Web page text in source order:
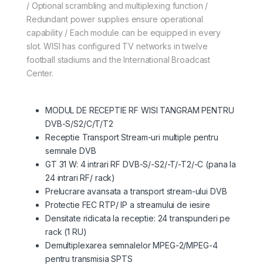
/ Optional scrambling and multiplexing function /
Redundant power supplies ensure operational
capability / Each module can be equipped in every
slot. WISI has configured TV networks in twelve
football stadiums and the International Broadcast
Center.
MODUL DE RECEPTIE RF WISI TANGRAM PENTRU
DVB-S/S2/C/T/T2
Receptie Transport Stream-uri multiple pentru
semnale DVB
GT 31 W: 4 intrari RF DVB-S/-S2/-T/-T2/-C (pana la
24 intrari RF/ rack)
Prelucrare avansata a transport stream-ului DVB
Protectie FEC RTP/ IP a streamului de iesire
Densitate ridicata la receptie: 24 transpunderi pe
rack (1 RU)
Demultiplexarea semnalelor MPEG-2/MPEG-4
pentru transmisia SPTS